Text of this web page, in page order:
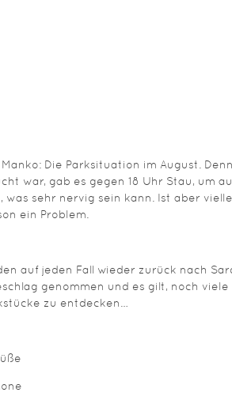
Manko: Die Parksituation im August.
war, gab es gegen 18 Uhr Stau, um
was sehr nervig sein kann. Ist aber
ein Problem.
auf jeden Fall wieder zurück nach
genommen und es gilt, noch
zu entdecken…